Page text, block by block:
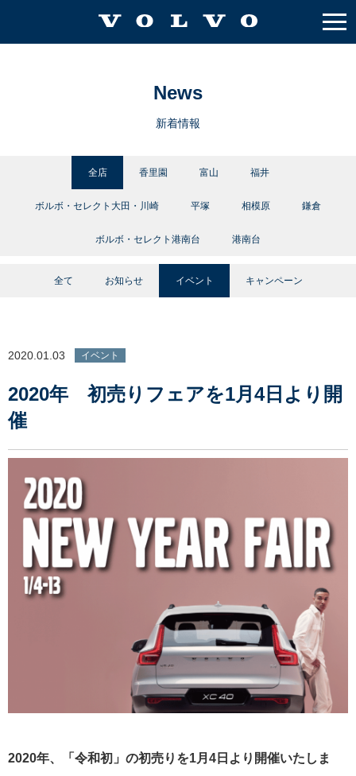
News
新着情報
全店 香里園 富山 福井
ボルボ・セレクト大田・川崎 平塚 相模原 鎌倉
ボルボ・セレクト港南台 港南台
全て お知らせ イベント キャンペーン
2020.01.03 イベント
2020年 初売りフェアを1月4日より開
催
2020年、「令和初」の初売りを1月4日より開催いたしま